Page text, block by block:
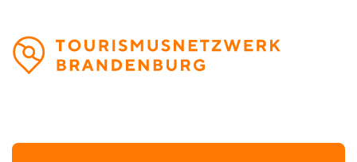
Direkt
zum
Inhalt